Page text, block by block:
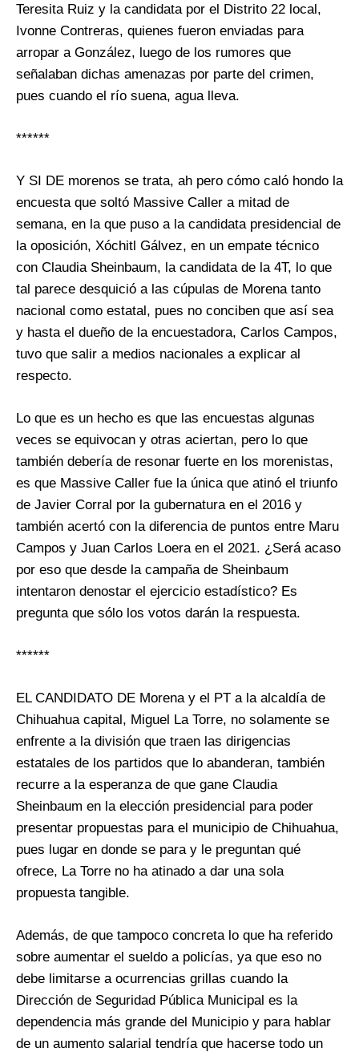
Teresita Ruiz y la candidata por el Distrito 22 local,
Ivonne Contreras, quienes fueron enviadas para
arropar a González, luego de los rumores que
señalaban dichas amenazas por parte del crimen,
pues cuando el río suena, agua lleva.
******
Y SI DE morenos se trata, ah pero cómo caló hondo la
encuesta que soltó Massive Caller a mitad de
semana, en la que puso a la candidata presidencial de
la oposición, Xóchitl Gálvez, en un empate técnico
con Claudia Sheinbaum, la candidata de la 4T, lo que
tal parece desquició a las cúpulas de Morena tanto
nacional como estatal, pues no conciben que así sea
y hasta el dueño de la encuestadora, Carlos Campos,
tuvo que salir a medios nacionales a explicar al
respecto.
Lo que es un hecho es que las encuestas algunas
veces se equivocan y otras aciertan, pero lo que
también debería de resonar fuerte en los morenistas,
es que Massive Caller fue la única que atinó el triunfo
de Javier Corral por la gubernatura en el 2016 y
también acertó con la diferencia de puntos entre Maru
Campos y Juan Carlos Loera en el 2021. ¿Será acaso
por eso que desde la campaña de Sheinbaum
intentaron denostar el ejercicio estadístico? Es
pregunta que sólo los votos darán la respuesta.
******
EL CANDIDATO DE Morena y el PT a la alcaldía de
Chihuahua capital, Miguel La Torre, no solamente se
enfrente a la división que traen las dirigencias
estatales de los partidos que lo abanderan, también
recurre a la esperanza de que gane Claudia
Sheinbaum en la elección presidencial para poder
presentar propuestas para el municipio de Chihuahua,
pues lugar en donde se para y le preguntan qué
ofrece, La Torre no ha atinado a dar una sola
propuesta tangible.
Además, de que tampoco concreta lo que ha referido
sobre aumentar el sueldo a policías, ya que eso no
debe limitarse a ocurrencias grillas cuando la
Dirección de Seguridad Pública Municipal es la
dependencia más grande del Municipio y para hablar
de un aumento salarial tendría que hacerse todo un